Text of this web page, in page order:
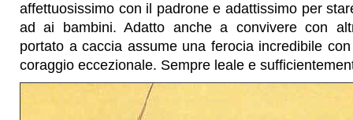
affettuosissimo con il padrone e adattissimo per
ad ai bambini. Adatto anche a convivere con
portato a caccia assume una ferocia incredibile
coraggio eccezionale. Sempre leale e